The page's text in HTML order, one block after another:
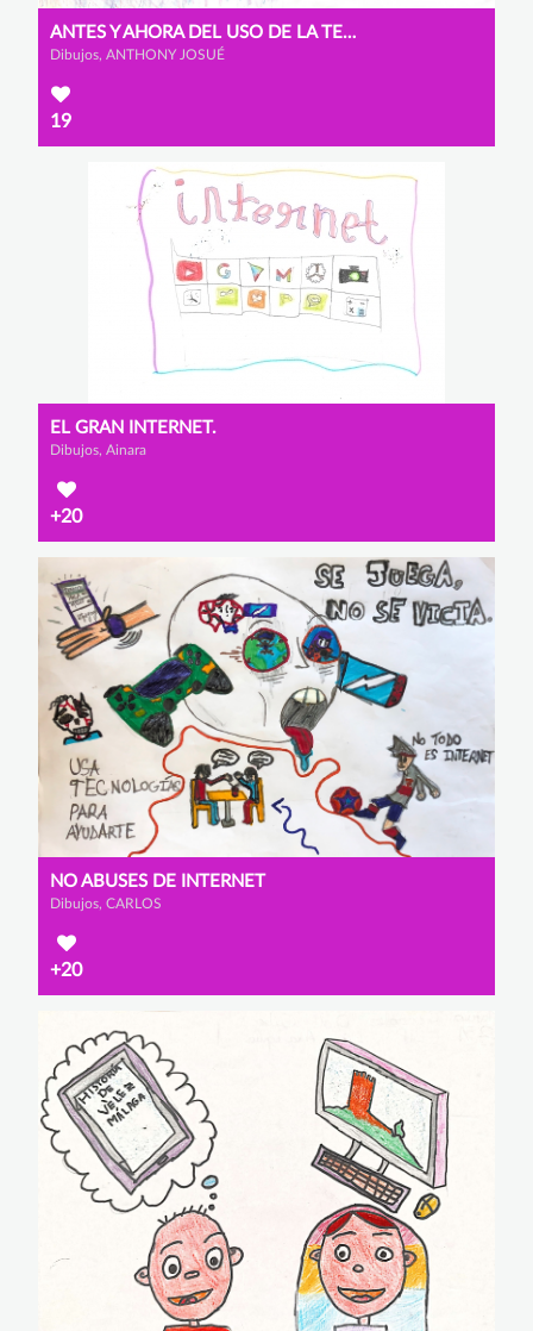
ANTES Y AHORA DEL USO DE LA TECNOLOGÍA
Dibujos, ANTHONY JOSUÉ
19
EL GRAN INTERNET.
Dibujos, Ainara
+20
NO ABUSES DE INTERNET
Dibujos, CARLOS
+20